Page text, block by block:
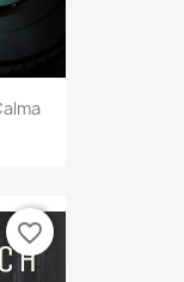
favorite_border